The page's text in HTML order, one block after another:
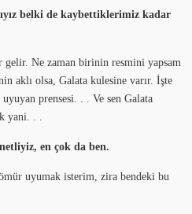
belki de kaybettiklerimiz kadar
Ne zaman birinin resmini yapsam
aklı olsa, Galata kulesine varır. İşte
prensesi. . . Ve sen Galata
yani. . .
en çok da ben.
uyumak isterim, zira bendeki bu